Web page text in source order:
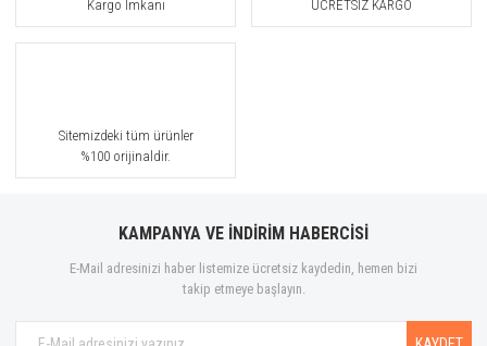
Kargo İmkanı
ÜCRETSİZ KARGO
Sitemizdeki tüm ürünler
%100 orijinaldir.
KAMPANYA VE İNDİRİM HABERCİSİ
E-Mail adresinizi haber listemize ücretsiz kaydedin, hemen bizi
takip etmeye başlayın.